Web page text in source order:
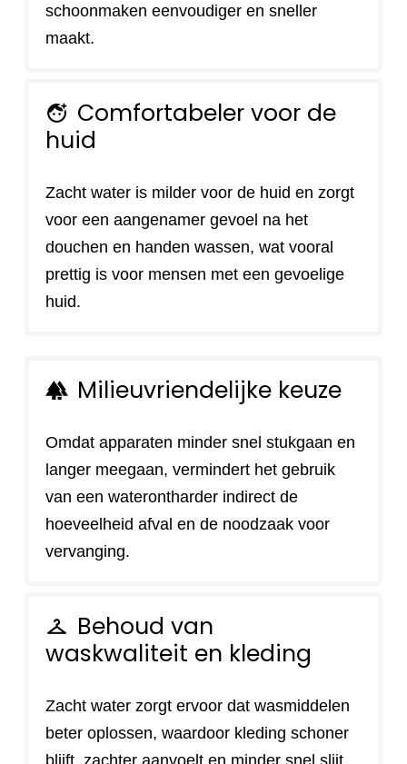
schoonmaken eenvoudiger en sneller
maakt.
face_retouching_natural Comfortabeler voor de
huid
Zacht water is milder voor de huid en zorgt
voor een aangenamer gevoel na het
douchen en handen wassen, wat vooral
prettig is voor mensen met een gevoelige
huid.
forest Milieuvriendelijke keuze
Omdat apparaten minder snel stukgaan en
langer meegaan, vermindert het gebruik
van een waterontharder indirect de
hoeveelheid afval en de noodzaak voor
vervanging.
checkroom Behoud van
waskwaliteit en kleding
Zacht water zorgt ervoor dat wasmiddelen
beter oplossen, waardoor kleding schoner
blijft, zachter aanvoelt en minder snel slijt.